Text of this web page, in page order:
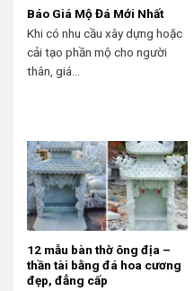
Báo Giá Mộ Đá Mới Nhất
Khi có nhu cầu xây dựng hoặc
cải tạo phần mộ cho người
thân, giá...
12 mẫu bàn thờ ông địa –
thần tài bằng đá hoa cương
đẹp, đẳng cấp